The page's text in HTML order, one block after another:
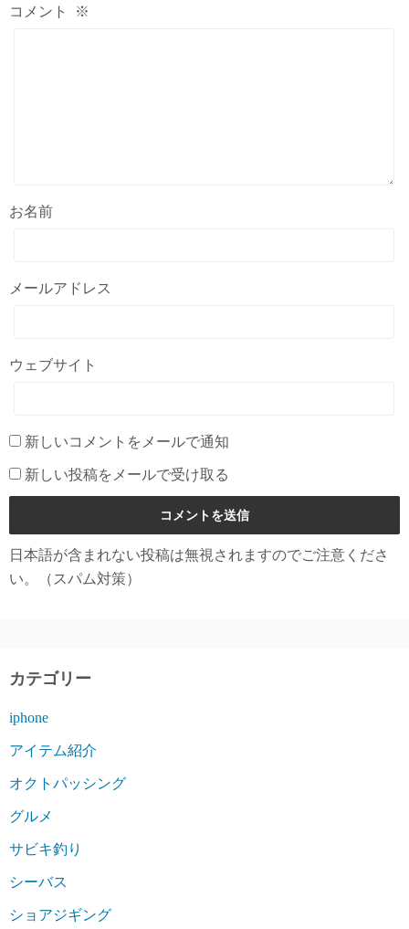
コメント ※
お名前
メールアドレス
ウェブサイト
新しいコメントをメールで通知
新しい投稿をメールで受け取る
日本語が含まれない投稿は無視されますのでご注意くださ
い。（スパム対策）
カテゴリー
iphone
アイテム紹介
オクトパッシング
グルメ
サビキ釣り
シーバス
ショアジギング